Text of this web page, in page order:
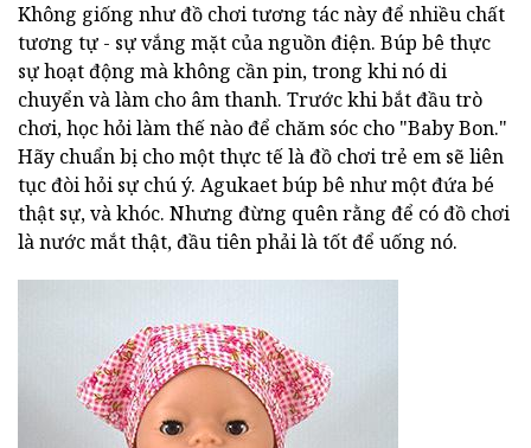
Không giống như đồ chơi tương tác này để nhiều chất
tương tự - sự vắng mặt của nguồn điện. Búp bê thực
sự hoạt động mà không cần pin, trong khi nó di
chuyển và làm cho âm thanh. Trước khi bắt đầu trò
chơi, học hỏi làm thế nào để chăm sóc cho "Baby Bon."
Hãy chuẩn bị cho một thực tế là đồ chơi trẻ em sẽ liên
tục đòi hỏi sự chú ý. Agukaet búp bê như một đứa bé
thật sự, và khóc. Nhưng đừng quên rằng để có đồ chơi
là nước mắt thật, đầu tiên phải là tốt để uống nó.